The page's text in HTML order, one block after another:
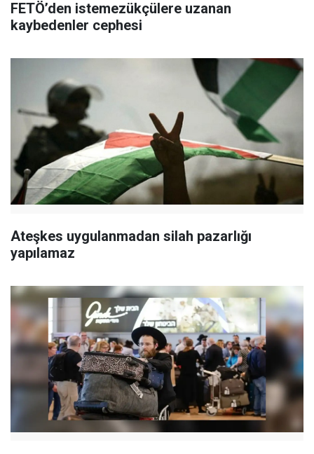
FETÖ’den istemezükçülere uzanan
kaybedenler cephesi
Ateşkes uygulanmadan silah pazarlığı
yapılamaz